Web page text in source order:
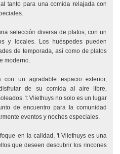
tanto para una comida relajada con
selección diversa de platos, con un
y locales. Los huéspedes pueden
de temporada, así como de platos
moderno.
con un agradable espacio exterior,
de su comida al aire libre,
't Vliethuys no solo es un lugar
de encuentro para la comunidad
eventos y noches especiales.
en la calidad, 't Vliethuys es una
que deseen descubrir los rincones